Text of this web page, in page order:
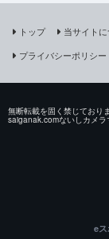
トップ 当サイト
プライバシーポリシー
無断転載を固く禁じており
saiganak.comないしカメラ
e